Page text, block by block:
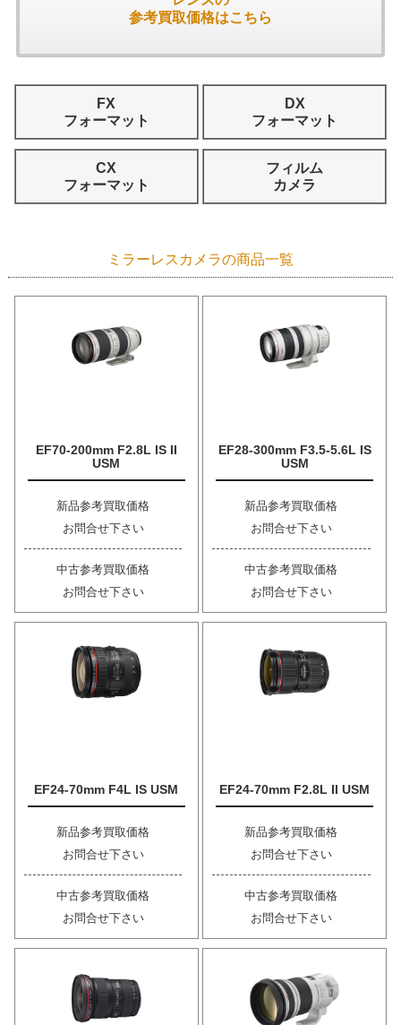
参考買取価格はこちら
FX
フォーマット
DX
フォーマット
CX
フォーマット
フィルム
カメラ
ミラーレスカメラの商品一覧
EF70-200mm F2.8L IS II
USM
新品参考買取価格
お問合せ下さい
中古参考買取価格
お問合せ下さい
EF28-300mm F3.5-5.6L IS
USM
新品参考買取価格
お問合せ下さい
中古参考買取価格
お問合せ下さい
EF24-70mm F4L IS USM
新品参考買取価格
お問合せ下さい
中古参考買取価格
お問合せ下さい
EF24-70mm F2.8L II USM
新品参考買取価格
お問合せ下さい
中古参考買取価格
お問合せ下さい